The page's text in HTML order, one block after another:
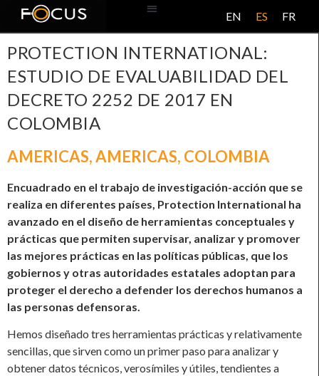
EN ES FR
PROTECTION INTERNATIONAL:
ESTUDIO DE EVALUABILIDAD DEL
DECRETO 2252 DE 2017 EN
COLOMBIA
AMERICAS,AMERICAS, COLOMBIA
Encuadrado en el trabajo de investigación-acción que se
realiza en diferentes países, Protection International ha
avanzado en el diseño de herramientas conceptuales y
prácticas que permiten supervisar, analizar y promover
las mejores prácticas en las políticas públicas, que los
gobiernos y otras autoridades estatales adoptan para
proteger el derecho a defender los derechos humanos a
las personas defensoras.
Hemos diseñado tres herramientas prácticas y relativamente
sencillas, que sirven como un primer paso para analizar y
obtener datos técnicos, verosímiles y útiles, tendientes a